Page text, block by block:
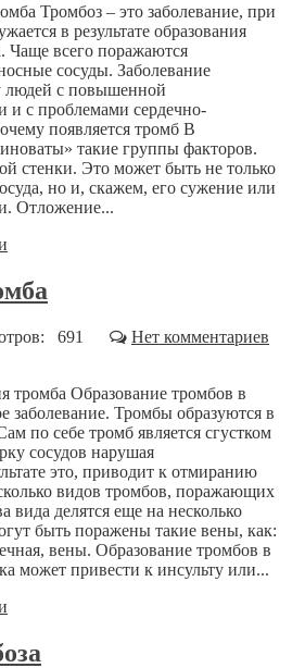
Тромбоз – это заболевание, при
в результате образования
Чаще всего поражаются
сосуды. Заболевание
людей с повышенной
и с проблемами сердечно-
появляется тромб В
такие группы факторов.
стенки. Это может быть не только
но и, скажем, его сужение или
Отложение...
691 Нет комментариев
тромба Образование тромбов в
заболевание. Тромбы образуются в
по себе тромб является сгустком
сосудов нарушая
это, приводит к отмиранию
видов тромбов, поражающих
вида делятся еще на несколько
быть поражены такие вены, как:
вены. Образование тромбов в
может привести к инсульту или...